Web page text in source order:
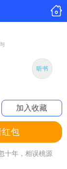
加入收藏
红包
十年，相误桃源
听书